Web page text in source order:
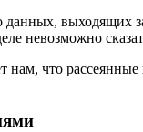
выходящих
невозможно
нам, что